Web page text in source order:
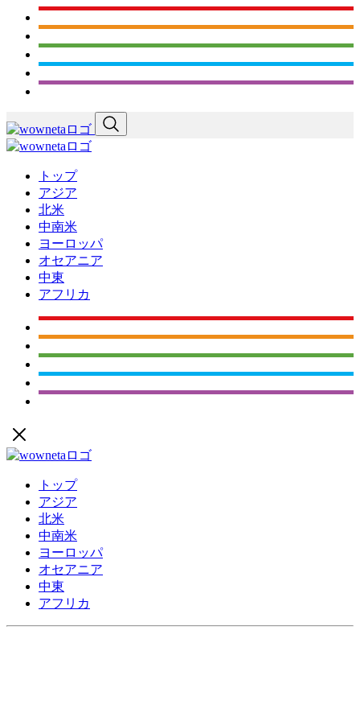
トップ
アジア
北米
中南米
ヨーロッパ
オセアニア
中東
アフリカ
トップ
アジア
北米
中南米
ヨーロッパ
オセアニア
中東
アフリカ